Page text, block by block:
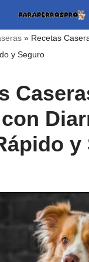
» Recetas
y Seguro
y